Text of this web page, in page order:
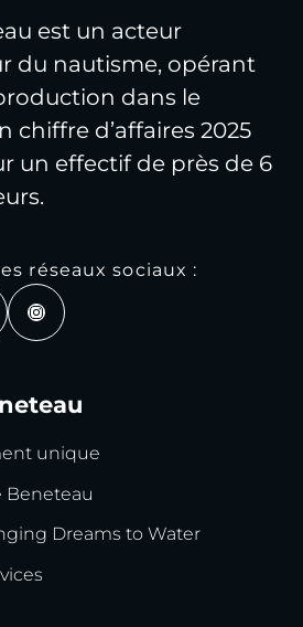
est un acteur
du nautisme, opérant
dans le
chiffre d’affaires 2025
un effectif de près de 6
réseaux sociaux :
unique
Beneteau
Dreams to Water